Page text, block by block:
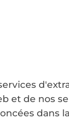
de nos